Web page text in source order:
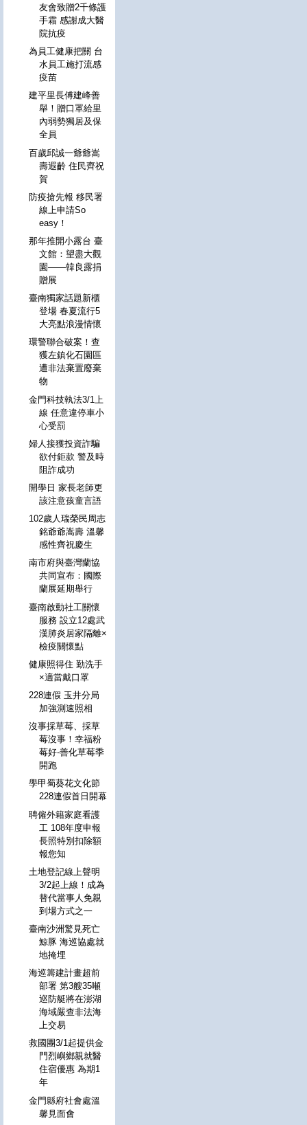
友會致贈2千條護
手霜 感謝成大醫
院抗疫
為員工健康把關 台
水員工施打流感
疫苗
建平里長傅建峰善
舉！贈口罩給里
內弱勢獨居及保
全員
百歲邱誠一爺爺嵩
壽遐齡 住民齊祝
賀
防疫搶先報 移民署
線上申請So
easy！
那年推開小露台 臺
文館：望盡大觀
園——韓良露捐
贈展
臺南獨家話題新櫃
登場 春夏流行5
大亮點浪漫情懷
環警聯合破案！查
獲左鎮化石園區
遭非法棄置廢棄
物
金門科技執法3/1上
線 任意違停車小
心受罰
婦人接獲投資詐騙
欲付鉅款 警及時
阻詐成功
開學日 家長老師更
該注意孩童言語
102歲人瑞榮民周志
銘爺爺嵩壽 溫馨
感性齊祝慶生
南市府與臺灣蘭協
共同宣布：國際
蘭展延期舉行
臺南啟動社工關懷
服務 設立12處武
漢肺炎居家隔離×
檢疫關懷點
健康照得住 勤洗手
×適當戴口罩
228連假 玉井分局
加強測速照相
沒事採草莓、採草
莓沒事！幸福粉
莓好-善化草莓季
開跑
學甲蜀葵花文化節
228連假首日開幕
聘僱外籍家庭看護
工 108年度申報
長照特別扣除額
報您知
土地登記線上聲明
3/2起上線！成為
替代當事人免親
到場方式之一
臺南沙洲驚見死亡
鯨豚 海巡協處就
地掩埋
海巡籌建計畫超前
部署 第3艘35噸
巡防艇將在澎湖
海域嚴查非法海
上交易
救國團3/1起提供金
門烈嶼鄉親就醫
住宿優惠 為期1
年
金門縣府社會處溫
馨見面會